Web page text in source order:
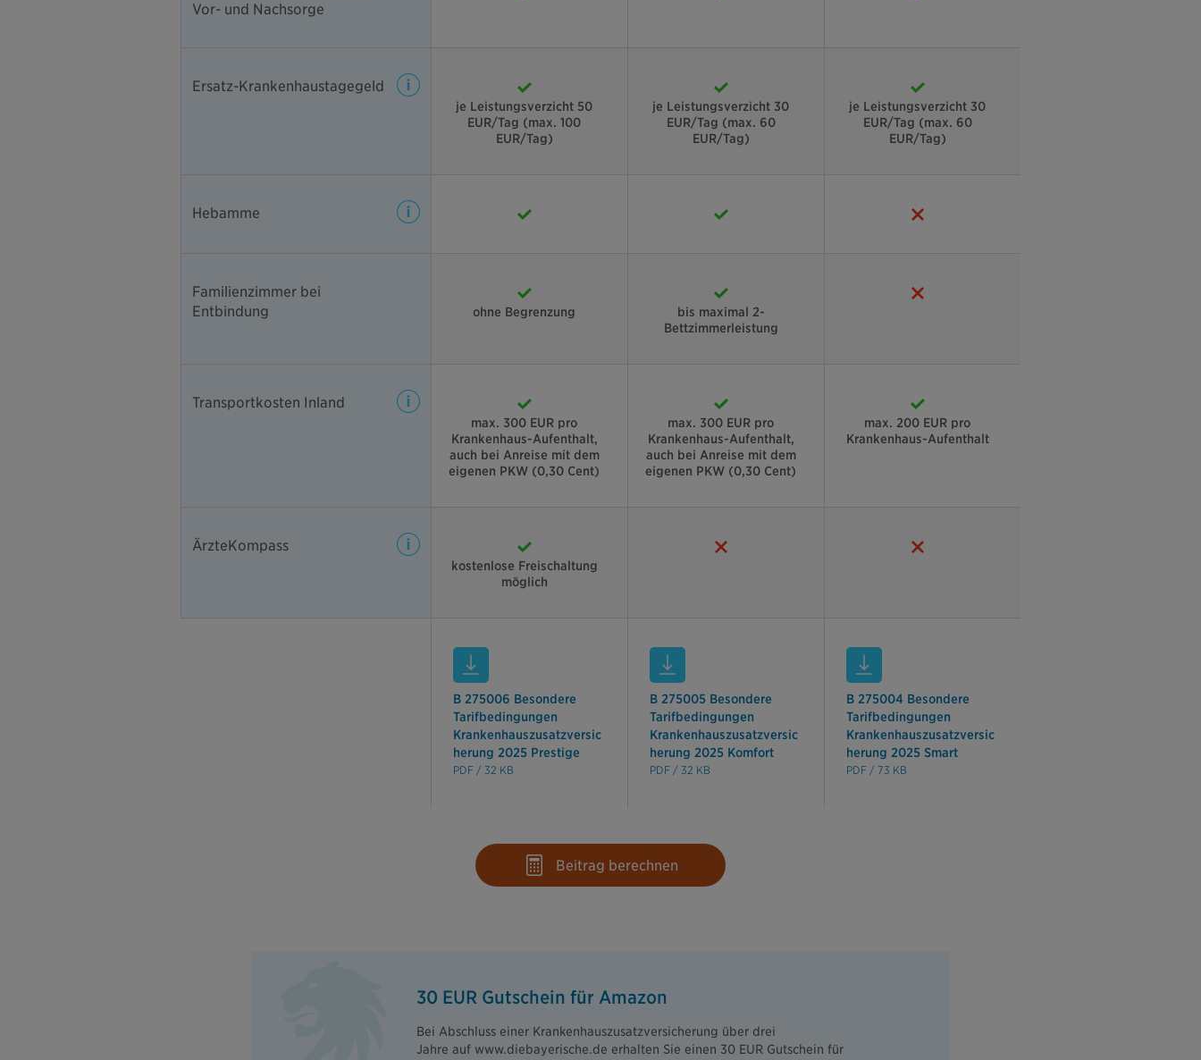
Vor- und Nachsorge
Ersatz-Krankenhaustagegeld
Hebamme
Familienzimmer bei
Entbindung
Transportkosten Inland
ÄrzteKompass
je Leistungsverzicht 50
EUR/Tag (max. 100
EUR/Tag)
ohne Begrenzung
max. 300 EUR pro
Krankenhaus-Aufenthalt,
auch bei Anreise mit dem
eigenen PKW (0,30 Cent)
kostenlose Freischaltung
möglich
B 275006 Besondere
Tarifbedingungen
Krankenhauszusatzversic
herung 2025 Prestige
PDF / 32 KB
je Leistungsverzicht 30
EUR/Tag (max. 60
EUR/Tag)
bis maximal 2-
Bettzimmerleistung
max. 300 EUR pro
Krankenhaus-Aufenthalt,
auch bei Anreise mit dem
eigenen PKW (0,30 Cent)
B 275005 Besondere
Tarifbedingungen
Krankenhauszusatzversic
herung 2025 Komfort
PDF / 32 KB
je Leistungsverzicht 30
EUR/Tag (max. 60
EUR/Tag)
max. 200 EUR pro
Krankenhaus-Aufenthalt
B 275004 Besondere
Tarifbedingungen
Krankenhauszusatzversic
herung 2025 Smart
PDF / 73 KB
Beitrag berechnen
30 EUR Gutschein für Amazon
Bei Abschluss einer Krankenhauszusatzversicherung über drei
Jahre auf www.diebayerische.de erhalten Sie einen 30 EUR Gutschein für